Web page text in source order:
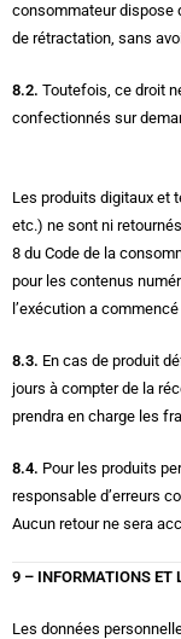
consommateur dispose
de rétractation, sans
8.2. Toutefois, ce droit
confectionnés sur
Les produits digitaux et
etc.) ne sont ni
8 du Code de la
pour les contenus
l’exécution a
8.3. En cas de produit
jours à compter de la
prendra en charge les
8.4. Pour les produits
responsable d’erreurs
Aucun retour ne sera
9 – INFORMATIONS ET
Les données